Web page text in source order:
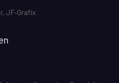
JF-Grafix